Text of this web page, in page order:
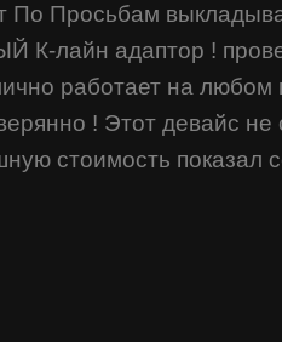
По Просьбам
лайн адаптор !
работает на любом
! Этот девайс
стоимость показал